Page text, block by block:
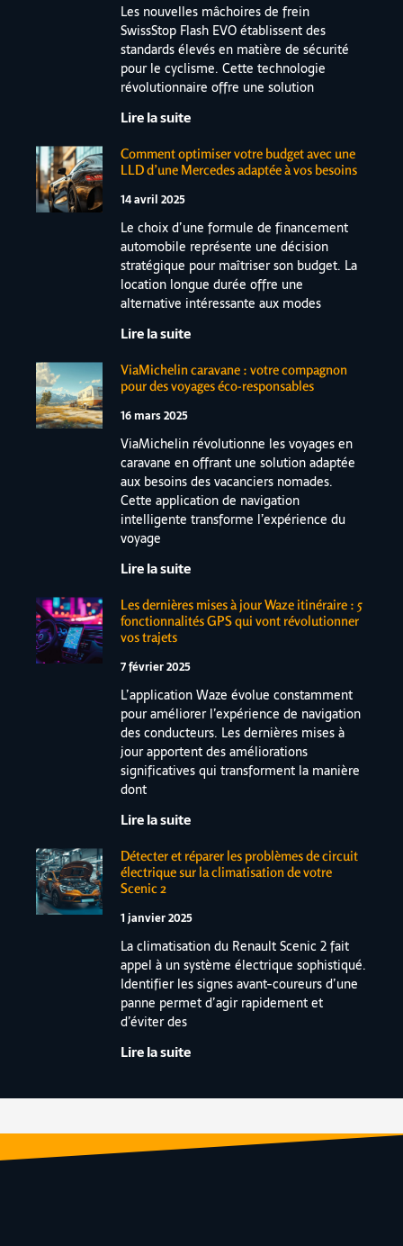
Les nouvelles mâchoires de frein
SwissStop Flash EVO établissent des
standards élevés en matière de sécurité
pour le cyclisme. Cette technologie
révolutionnaire offre une solution
Lire la suite
Comment optimiser votre budget avec une
LLD d’une Mercedes adaptée à vos besoins
14 avril 2025
Le choix d’une formule de financement
automobile représente une décision
stratégique pour maîtriser son budget. La
location longue durée offre une
alternative intéressante aux modes
Lire la suite
ViaMichelin caravane : votre compagnon
pour des voyages éco-responsables
16 mars 2025
ViaMichelin révolutionne les voyages en
caravane en offrant une solution adaptée
aux besoins des vacanciers nomades.
Cette application de navigation
intelligente transforme l’expérience du
voyage
Lire la suite
Les dernières mises à jour Waze itinéraire : 5
fonctionnalités GPS qui vont révolutionner
vos trajets
7 février 2025
L’application Waze évolue constamment
pour améliorer l’expérience de navigation
des conducteurs. Les dernières mises à
jour apportent des améliorations
significatives qui transforment la manière
dont
Lire la suite
Détecter et réparer les problèmes de circuit
électrique sur la climatisation de votre
Scenic 2
1 janvier 2025
La climatisation du Renault Scenic 2 fait
appel à un système électrique sophistiqué.
Identifier les signes avant-coureurs d’une
panne permet d’agir rapidement et
d’éviter des
Lire la suite